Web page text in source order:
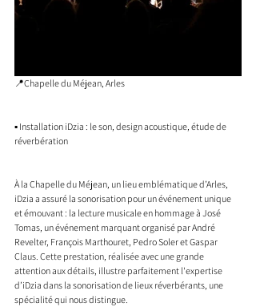
📍Chapelle du Méjean, Arles
▪️ Installation iDzia : le son, design acoustique, étude de
réverbération
À la Chapelle du Méjean, un lieu emblématique d’Arles,
iDzia a assuré la sonorisation pour un événement unique
et émouvant : la lecture musicale en hommage à José
Tomas, un événement marquant organisé par André
Revelter, François Marthouret, Pedro Soler et Gaspar
Claus. Cette prestation, réalisée avec une grande
attention aux détails, illustre parfaitement l'expertise
d’iDzia dans la sonorisation de lieux réverbérants, une
spécialité qui nous distingue.